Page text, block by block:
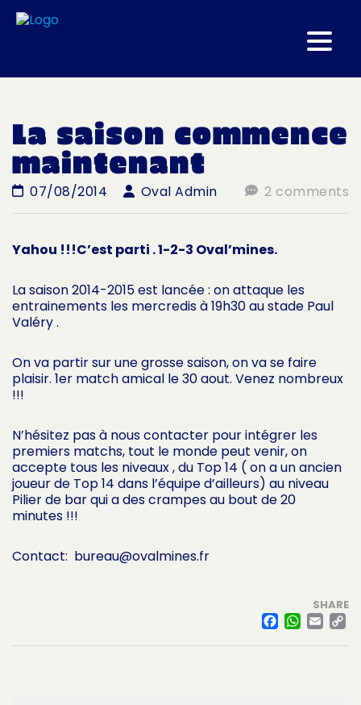
La saison commence
maintenant
07/08/2014 Oval Admin 2 comments
Yahou !!!C’est parti . 1-2-3 Oval’mines.
La saison 2014-2015 est lancée : on attaque les
entrainements les mercredis à 19h30 au stade Paul
Valéry .
On va partir sur une grosse saison, on va se faire
plaisir. 1er match amical le 30 aout. Venez nombreux
!!!
N’hésitez pas à nous contacter pour intégrer les
premiers matchs, tout le monde peut venir, on
accepte tous les niveaux , du Top 14 ( on a un ancien
joueur de Top 14 dans l’équipe d’ailleurs) au niveau
Pilier de bar qui a des crampes au bout de 20
minutes !!!
Contact: bureau@ovalmines.fr
SHARE